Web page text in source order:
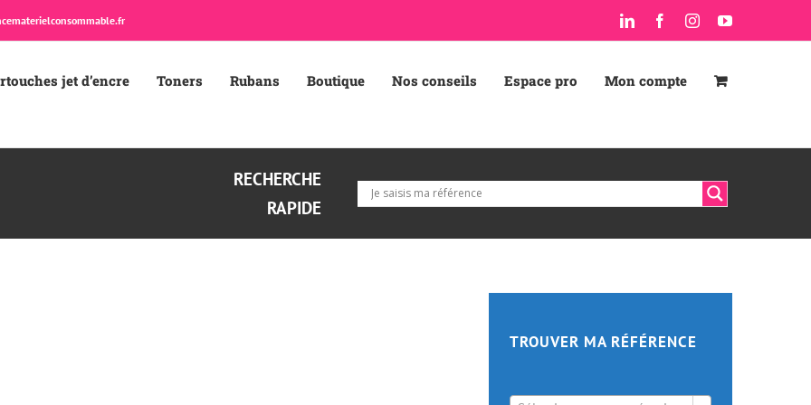
LinkedInFacebookInstagramYouTube
jet d’encre Toners Rubans Boutique Nos conseils Espace pro Mon compte
RECHERCHE
RAPIDE
TROUVER MA RÉFÉRENCE